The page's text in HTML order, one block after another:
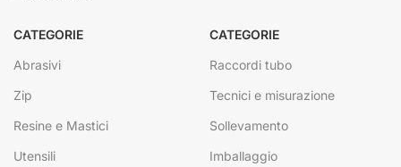
CATEGORIE
Abrasivi
Zip
Resine e Mastici
Utensili
CATEGORIE
Raccordi tubo
Tecnici e misurazione
Sollevamento
Imballaggio